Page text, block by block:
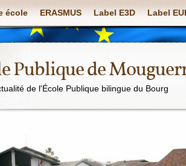
école ERASMUS Label E3D Label
Publique de
de l'École Publique bilingue du Bourg